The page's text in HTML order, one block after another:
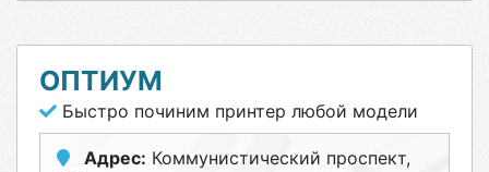
ОПТИУМ
Быстро починим принтер любой модели
Адрес: Коммунистический проспект,